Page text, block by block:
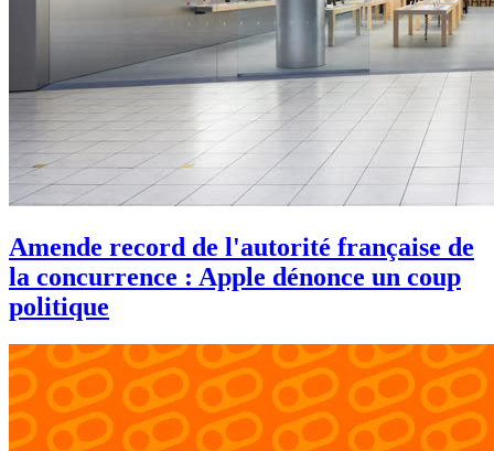
Amende record de l'autorité française de
la concurrence : Apple dénonce un coup
politique